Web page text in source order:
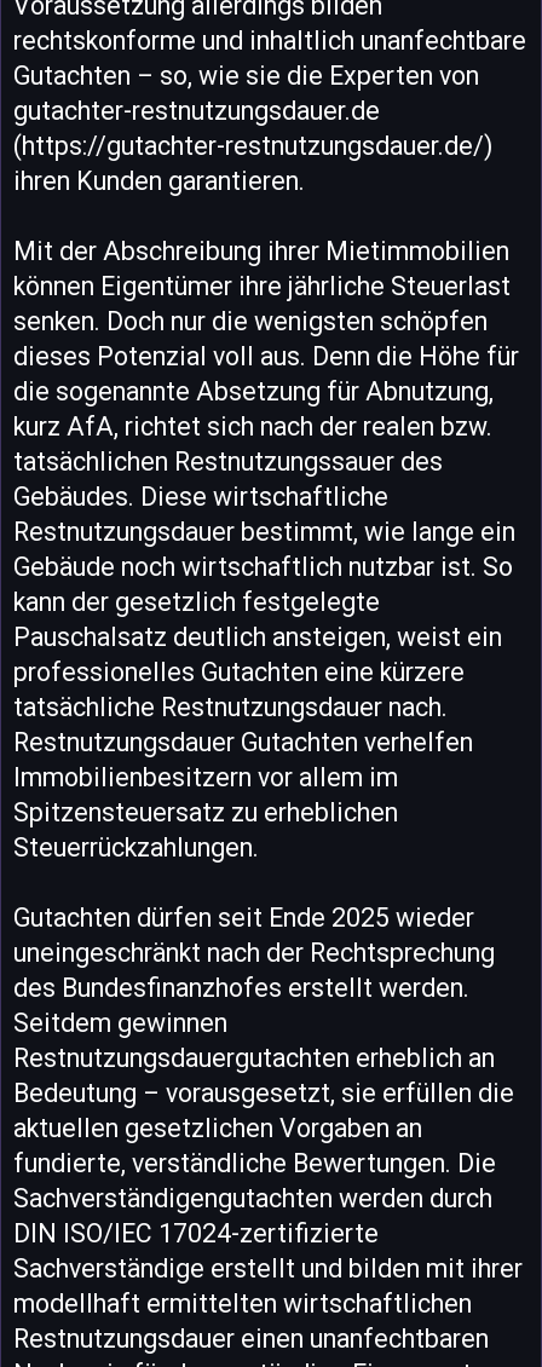
rechtskonforme und inhaltlich unanfechtbare
Gutachten – so, wie sie die Experten von
gutachter-restnutzungsdauer.de
(https://gutachter-restnutzungsdauer.de/)
ihren Kunden garantieren.
Mit der Abschreibung ihrer Mietimmobilien
können Eigentümer ihre jährliche Steuerlast
senken. Doch nur die wenigsten schöpfen
dieses Potenzial voll aus. Denn die Höhe für
die sogenannte Absetzung für Abnutzung,
kurz AfA, richtet sich nach der realen bzw.
tatsächlichen Restnutzungssauer des
Gebäudes. Diese wirtschaftliche
Restnutzungsdauer bestimmt, wie lange ein
Gebäude noch wirtschaftlich nutzbar ist. So
kann der gesetzlich festgelegte
Pauschalsatz deutlich ansteigen, weist ein
professionelles Gutachten eine kürzere
tatsächliche Restnutzungsdauer nach.
Restnutzungsdauer Gutachten verhelfen
Immobilienbesitzern vor allem im
Spitzensteuersatz zu erheblichen
Steuerrückzahlungen.
Gutachten dürfen seit Ende 2025 wieder
uneingeschränkt nach der Rechtsprechung
des Bundesfinanzhofes erstellt werden.
Seitdem gewinnen
Restnutzungsdauergutachten erheblich an
Bedeutung – vorausgesetzt, sie erfüllen die
aktuellen gesetzlichen Vorgaben an
fundierte, verständliche Bewertungen. Die
Sachverständigengutachten werden durch
DIN ISO/IEC 17024-zertifizierte
Sachverständige erstellt und bilden mit ihrer
modellhaft ermittelten wirtschaftlichen
Restnutzungsdauer einen unanfechtbaren